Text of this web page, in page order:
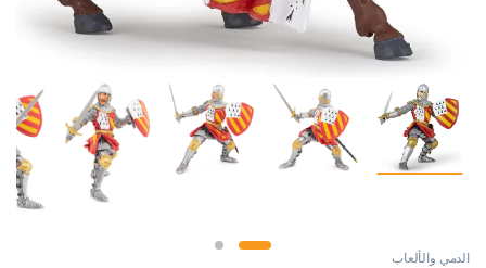
الدمي والألعاب